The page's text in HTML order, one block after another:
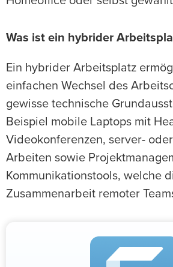
Was ist ein hybrider
Ein hybrider Arbeitsplatz
einfachen Wechsel des
gewisse technische
Beispiel mobile Laptops mit
Videokonferenzen, server-
Arbeiten sowie
Kommunikationstools, welche
Zusammenarbeit remoter